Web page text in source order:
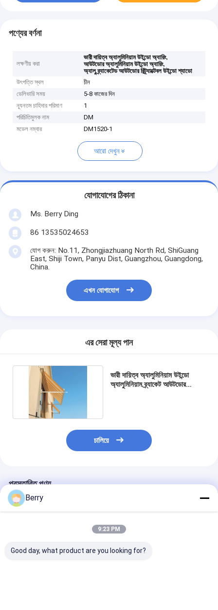
পণ্যের বর্ণনা
লক্ষণীয় করা
ভারী দায়িত্ব অ্যালুমিনিয়াম উইন্ডো অ্যারিং,
আউটডোর অ্যালুমিনিয়াম উইন্ডো অ্যারিং,
অ্যালু ব্র্যাকেটেড আউটডোর রিট্র্যাক্টেবল উইন্ডো শ্যাডো
উৎপত্তি স্থল
চীন
ডেলিভারি সময়
5-8 কাজের দিন
ন্যূনতম চাহিদার পরিমাণ
1
পরিচিতিমুলক নাম
DM
মডেল নম্বার
DM1520-1
আরো দেখুন
যোগাযোগের ঠিকানা
Ms. Berry Ding
86 13535024653
যোগ করুন: No.11, Zhongjiazhuang North Rd, ShiGuang
East, Shiji Town, Panyu Dist, Guangzhou, Guangdong,
China.
এখন যোগাযোগ
এর সেরা মূল্য পান
ভারী দায়িত্ব অ্যালুমিনিয়াম উইন্ডো
অ্যালুমিনিয়াম ব্র্যাকেট আউটডোর
চালিয়ে
প্রস্তাবিত পণ্য
Berry
9:23 PM
Good day, what product are you looking for?